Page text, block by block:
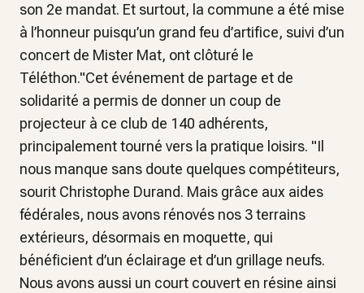
son 2e mandat. Et surtout, la commune a été mise
à l’honneur puisqu’un grand feu d’artifice, suivi d’un
concert de Mister Mat, ont clôturé le
Téléthon."Cet événement de partage et de
solidarité a permis de donner un coup de
projecteur à ce club de 140 adhérents,
principalement tourné vers la pratique loisirs. "Il
nous manque sans doute quelques compétiteurs,
sourit Christophe Durand. Mais grâce aux aides
fédérales, nous avons rénovés nos 3 terrains
extérieurs, désormais en moquette, qui
bénéficient d’un éclairage et d’un grillage neufs.
Nous avons aussi un court couvert en résine ainsi